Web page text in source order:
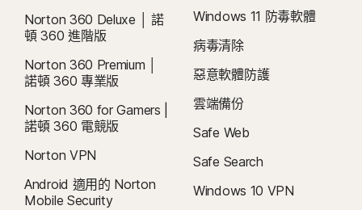
運行 Fire OS 8 (含) 以上版本的 Amazon Fire TV 裝置。
瀏覽器擴充功能
Google Chrome
Windows 版 Microsoft Edge
您的裝置需具備已啟用的網際網路/數據流量方案。
家長防護網僅能在孩子的 Windows™ 個人電腦、iOS 和 Android™ 裝置上安裝
及使用，但部分平台無法使用所有功能。家長可以下列方式監控和管理孩子的活
動：在 Windows 個人電腦 (不包括處於 S 模式的 Windows)、Mac、iOS 和
Android 等任何裝置上，透過我們的行動應用程式，或透過任何瀏覽器登入他們
載。除了下列國家/地區外，
iOS 應用程式適用於所有地區。
支援熱門瀏覽器，包括 Chrome、Edge 和 FireFox。Internet Explorer 不支援
Norton 360 Deluxe │ 諾
頓 360 進階版
Norton 360 Premium │
諾頓 360 專業版
Norton 360 for Gamers |
諾頓 360 電競版
Norton VPN
Android 適用的 Norton
Mobile Security
Windows 11 防毒軟體
病毒清除
惡意軟體防護
雲端備份
Safe Web
Safe Search
Windows 10 VPN